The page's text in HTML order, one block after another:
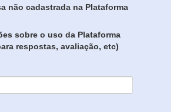
não cadastrada na Plataforma
sobre o uso da Plataforma
respostas, avaliação, etc)